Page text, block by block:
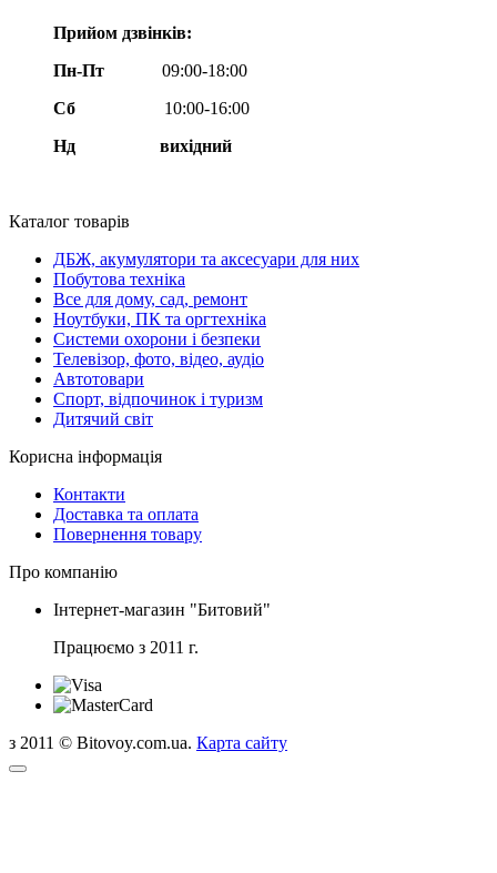
Прийом дзвінків:
Пн-Пт
09:00-18:00
Сб
10:00-16:00
Нд вихідний
Каталог товарів
ДБЖ, акумулятори та аксесуари для них
Побутова техніка
Все для дому, сад, ремонт
Ноутбуки, ПК та оргтехніка
Системи охорони і безпеки
Телевізор, фото, відео, аудіо
Автотовари
Спорт, відпочинок і туризм
Дитячий світ
Корисна інформація
Контакти
Доставка та оплата
Повернення товару
Про компанію
Інтернет-магазин "Битовий"
Працюємо з 2011 г.
з 2011 © Bitovoy.com.ua. Карта сайту